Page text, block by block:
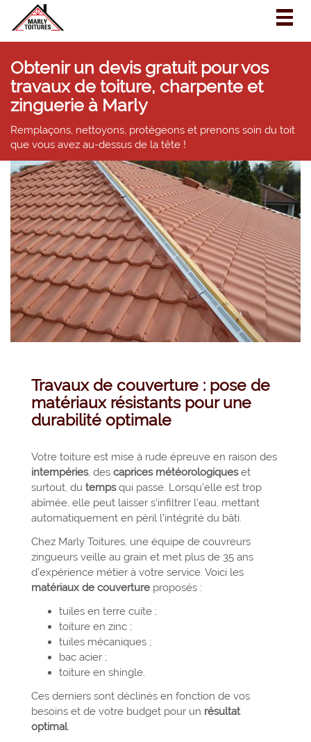
Obtenir un devis gratuit pour vos
travaux de toiture, charpente et
zinguerie à Marly
Remplaçons, nettoyons, protégeons et prenons soin du toit
que vous avez au-dessus de la tête !
Travaux de couverture : pose de
matériaux résistants pour une
durabilité optimale
Votre toiture est mise à rude épreuve en raison des
intempéries, des caprices météorologiqueset
surtout, du tempsqui passe. Lorsqu’elle est trop
abîmée, elle peut laisser s’infiltrer l’eau, mettant
automatiquement en péril l’intégrité du bâti.
Chez Marly Toitures, une équipe de couvreurs
zingueurs veille au grain et met plus de 35 ans
d’expérience métier à votre service. Voici les
matériaux de couverture proposés :
tuiles en terre cuite ;
toiture en zinc ;
tuiles mécaniques ;
bac acier ;
toiture en shingle.
Ces derniers sont déclinés en fonction de vos
besoins et de votre budget pour un résultat
optimal.